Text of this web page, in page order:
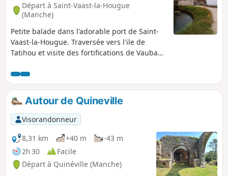
Départ à Saint-Vaast-la-Hougue
(Manche)
Petite balade dans l'adorable port de Saint-
Vaast-la-Hougue. Traversée vers l'ile de
Tatihou et visite des fortifications de Vauban.
départements bretons voisins, la Manche
offre pourtant de tout aussi merveilleux
paysages moins habités mais sauvages et
variés. Si vous croisez dans les parages,
n'hésitez pas à découvrir cette contrée,
notamment son marais, ainsi que les pointes
et falaises de la presqu'ile du Cotentin.
Autour de Quineville
Visorandonneur
8,31 km
+40 m
-43 m
2h 30
Facile
Départ à Quinéville (Manche)